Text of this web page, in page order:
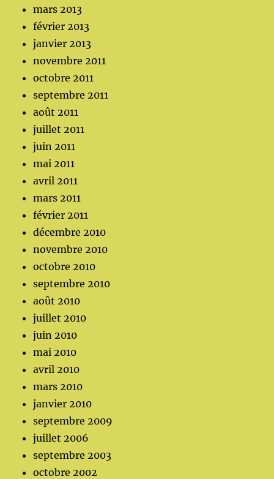
mars 2013
février 2013
janvier 2013
novembre 2011
octobre 2011
septembre 2011
août 2011
juillet 2011
juin 2011
mai 2011
avril 2011
mars 2011
février 2011
décembre 2010
novembre 2010
octobre 2010
septembre 2010
août 2010
juillet 2010
juin 2010
mai 2010
avril 2010
mars 2010
janvier 2010
septembre 2009
juillet 2006
septembre 2003
octobre 2002